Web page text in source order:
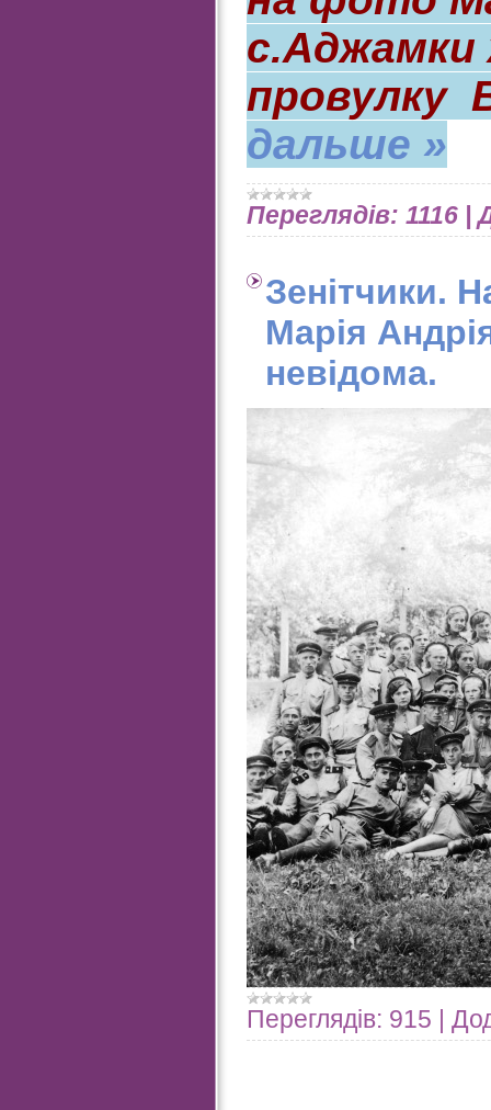
с.Аджамки
провулку
дальше »
Переглядів: 1116 |
Зенітчики.
Марія
невідома.
Переглядів: 915 |